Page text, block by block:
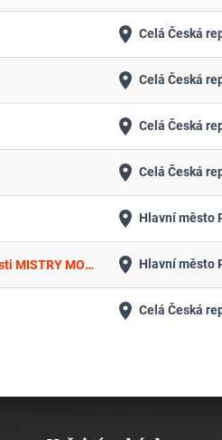
place Celá Česká
place Celá Česká
place Celá Česká
place Celá Česká
place Hlavní město
VŘ 1 – Dodávka ERP, rozšiřujících modulů CRM, CMMS, MIS, MES, WMS, APS a systémů PLM a AI ve společnosti MISTRY MONT s.r.o. place Hlavní město
place Celá Česká